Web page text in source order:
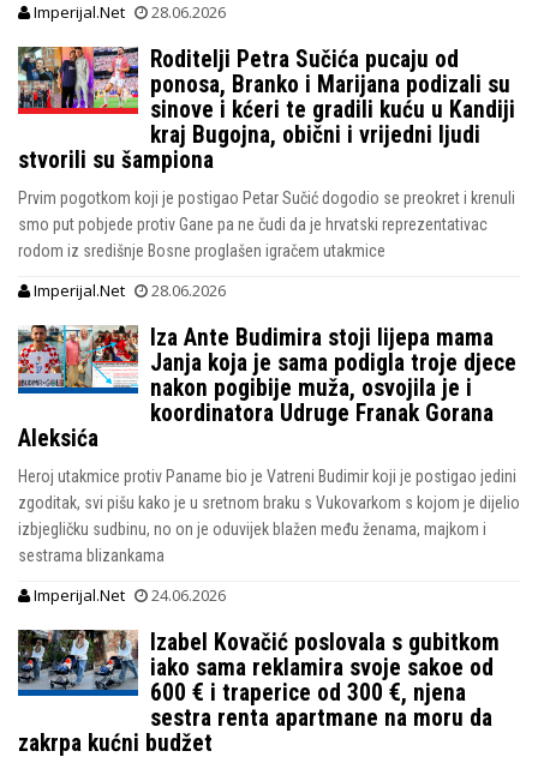
Imperijal.Net 28.06.2026
Roditelji Petra Sučića pucaju od
ponosa, Branko i Marijana podizali su
sinove i kćeri te gradili kuću u Kandiji
kraj Bugojna, obični i vrijedni ljudi
stvorili su šampiona
Prvim pogotkom koji je postigao Petar Sučić dogodio se preokret i krenuli
smo put pobjede protiv Gane pa ne čudi da je hrvatski reprezentativac
rodom iz središnje Bosne proglašen igračem utakmice
Imperijal.Net 28.06.2026
Iza Ante Budimira stoji lijepa mama
Janja koja je sama podigla troje djece
nakon pogibije muža, osvojila je i
koordinatora Udruge Franak Gorana
Aleksića
Heroj utakmice protiv Paname bio je Vatreni Budimir koji je postigao jedini
zgoditak, svi pišu kako je u sretnom braku s Vukovarkom s kojom je dijelio
izbjegličku sudbinu, no on je oduvijek blažen među ženama, majkom i
sestrama blizankama
Imperijal.Net 24.06.2026
Izabel Kovačić poslovala s gubitkom
iako sama reklamira svoje sakoe od
600 € i traperice od 300 €, njena
sestra renta apartmane na moru da
zakrpa kućni budžet